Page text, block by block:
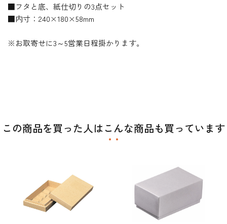
■フタと底、紙仕切りの3点セット
■内寸：240×180×58mm
※お取寄せに3～5営業日程掛かります。
この商品を買った人はこんな商品も買っています